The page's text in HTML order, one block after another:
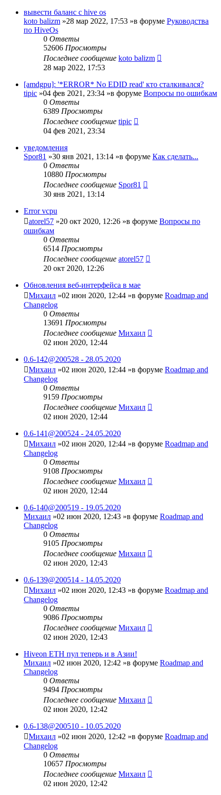
вывести баланс с hive os
koto balizm »28 мар 2022, 17:53 »в форуме Руководства
по HiveOs
0 Ответы
52606 Просмотры
Последнее сообщение koto balizm
28 мар 2022, 17:53
[amdgpu]: '*ERROR* No EDID read' кто сталкивался?
tipic »04 фев 2021, 23:34 »в форуме Вопросы по ошибкам
0 Ответы
6389 Просмотры
Последнее сообщение tipic
04 фев 2021, 23:34
уведомления
Spor81 »30 янв 2021, 13:14 »в форуме Как сделать...
0 Ответы
10880 Просмотры
Последнее сообщение Spor81
30 янв 2021, 13:14
Error vcpu
atorel57 »20 окт 2020, 12:26 »в форуме Вопросы по
ошибкам
0 Ответы
6514 Просмотры
Последнее сообщение atorel57
20 окт 2020, 12:26
Обновления веб-интерфейса в мае
Михаил »02 июн 2020, 12:44 »в форуме Roadmap and
Changelog
0 Ответы
13691 Просмотры
Последнее сообщение Михаил
02 июн 2020, 12:44
0.6-142@200528 - 28.05.2020
Михаил »02 июн 2020, 12:44 »в форуме Roadmap and
Changelog
0 Ответы
9159 Просмотры
Последнее сообщение Михаил
02 июн 2020, 12:44
0.6-141@200524 - 24.05.2020
Михаил »02 июн 2020, 12:44 »в форуме Roadmap and
Changelog
0 Ответы
9108 Просмотры
Последнее сообщение Михаил
02 июн 2020, 12:44
0.6-140@200519 - 19.05.2020
Михаил »02 июн 2020, 12:43 »в форуме Roadmap and
Changelog
0 Ответы
9105 Просмотры
Последнее сообщение Михаил
02 июн 2020, 12:43
0.6-139@200514 - 14.05.2020
Михаил »02 июн 2020, 12:43 »в форуме Roadmap and
Changelog
0 Ответы
9086 Просмотры
Последнее сообщение Михаил
02 июн 2020, 12:43
Hiveon ETH пул теперь и в Азии!
Михаил »02 июн 2020, 12:42 »в форуме Roadmap and
Changelog
0 Ответы
9494 Просмотры
Последнее сообщение Михаил
02 июн 2020, 12:42
0.6-138@200510 - 10.05.2020
Михаил »02 июн 2020, 12:42 »в форуме Roadmap and
Changelog
0 Ответы
10657 Просмотры
Последнее сообщение Михаил
02 июн 2020, 12:42